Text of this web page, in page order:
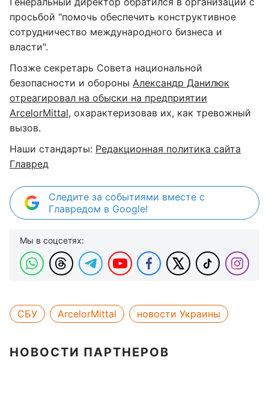
просьбой "помочь обеспечить конструктивное
сотрудничество международного бизнеса и
власти".
Позже секретарь Совета национальной
безопасности и обороны Александр Данилюк
отреагировал на обыски на предприятии
ArcelorMittal, охарактеризовав их, как тревожный
вызов.
Наши стандарты: Редакционная политика сайта
Главред
Следите за событиями вместе с
Главредом в Google!
Мы в соцсетях:
СБУ ArcelorMittal новости Украины
НОВОСТИ ПАРТНЕРОВ